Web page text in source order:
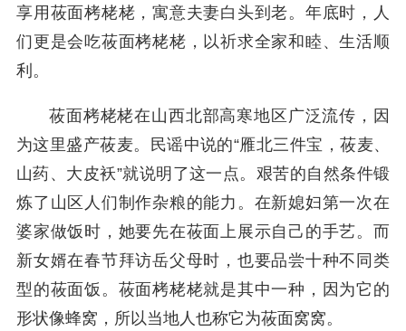
享用莜面栲栳栳，寓意夫妻白头到老。年底时，人
们更是会吃莜面栲栳栳，以祈求全家和睦、生活顺
利。
莜面栲栳栳在山西北部高寒地区广泛流传，因
为这里盛产莜麦。民谣中说的“雁北三件宝，莜麦、
山药、大皮袄”就说明了这一点。艰苦的自然条件锻
炼了山区人们制作杂粮的能力。在新媳妇第一次在
婆家做饭时，她要先在莜面上展示自己的手艺。而
新女婿在春节拜访岳父母时，也要品尝十种不同类
型的莜面饭。莜面栲栳栳就是其中一种，因为它的
形状像蜂窝，所以当地人也称它为莜面窝窝。